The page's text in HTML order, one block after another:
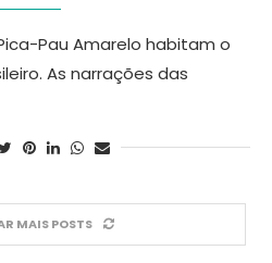
Pau Amarelo habitam o
As narrações das
MAIS POSTS